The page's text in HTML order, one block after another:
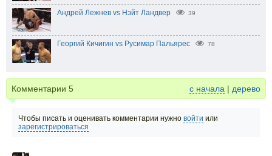
Андрей Лежнев vs Нэйт Ландвер 39
Георгий Кичигин vs Русимар Пальярес 78
Комментарии 5 с начала | дерево
Чтобы писать и оценивать комментарии нужно войти или
зарегистрироваться